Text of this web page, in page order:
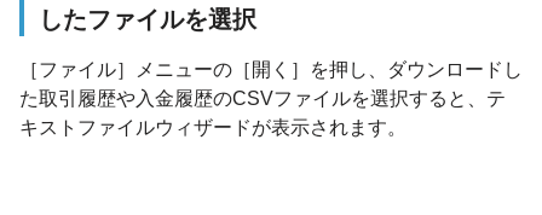
したファイルを選択
［ファイル］メニューの［開く］を押し、ダウンロードし
た取引履歴や入金履歴のCSVファイルを選択すると、テ
キストファイルウィザードが表示されます。